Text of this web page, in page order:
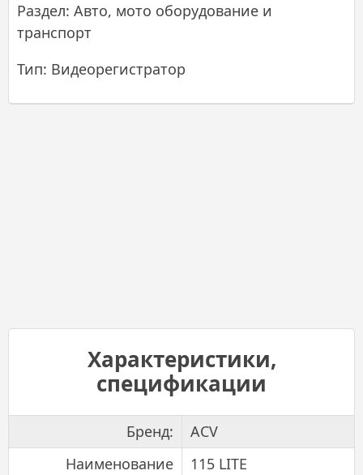
Раздел: Авто, мото оборудование и
транспорт
Тип: Видеорегистратор
Характеристики,
спецификации
Бренд:
ACV
Наименование
115 LITE